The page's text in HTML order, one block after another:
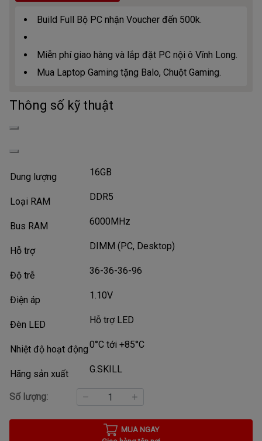
Build Full Bộ PC nhận Voucher đến 500k.
Miễn phí giao hàng và lắp đặt PC nội ô Vĩnh Long.
Mua Laptop Gaming tặng Balo, Chuột Gaming.
Thông số kỹ thuật
Dung lượng 16GB
Loại RAM DDR5
Bus RAM 6000MHz
Hỗ trợ DIMM (PC, Desktop)
Độ trễ 36-36-36-96
Điện áp 1.10V
Đèn LED Hỗ trợ LED
Nhiệt độ hoạt động0°C tới +85°C
Hãng sản xuất G.SKILL
Số lượng:
MUA NGAY